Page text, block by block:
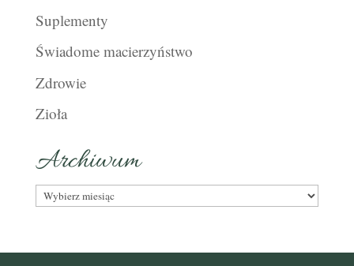
Suplementy
Świadome macierzyństwo
Zdrowie
Zioła
Archiwum
Archiwum